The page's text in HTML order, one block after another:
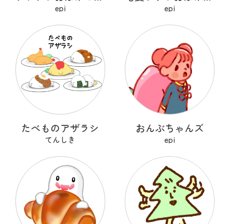
epi epi
たべものアザラシ
てんしき
おんぶちゃんズ
epi